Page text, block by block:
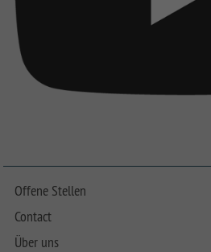
Offene Stellen
Contact
Über uns